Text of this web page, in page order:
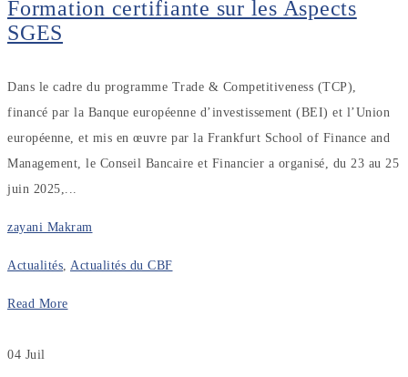
Formation certifiante sur les Aspects
SGES
Dans le cadre du programme Trade & Competitiveness (TCP),
financé par la Banque européenne d’investissement (BEI) et l’Union
européenne, et mis en œuvre par la Frankfurt School of Finance and
Management, le Conseil Bancaire et Financier a organisé, du 23 au 25
juin 2025,...
zayani Makram
Actualités, Actualités du CBF
Read More
04 Juil